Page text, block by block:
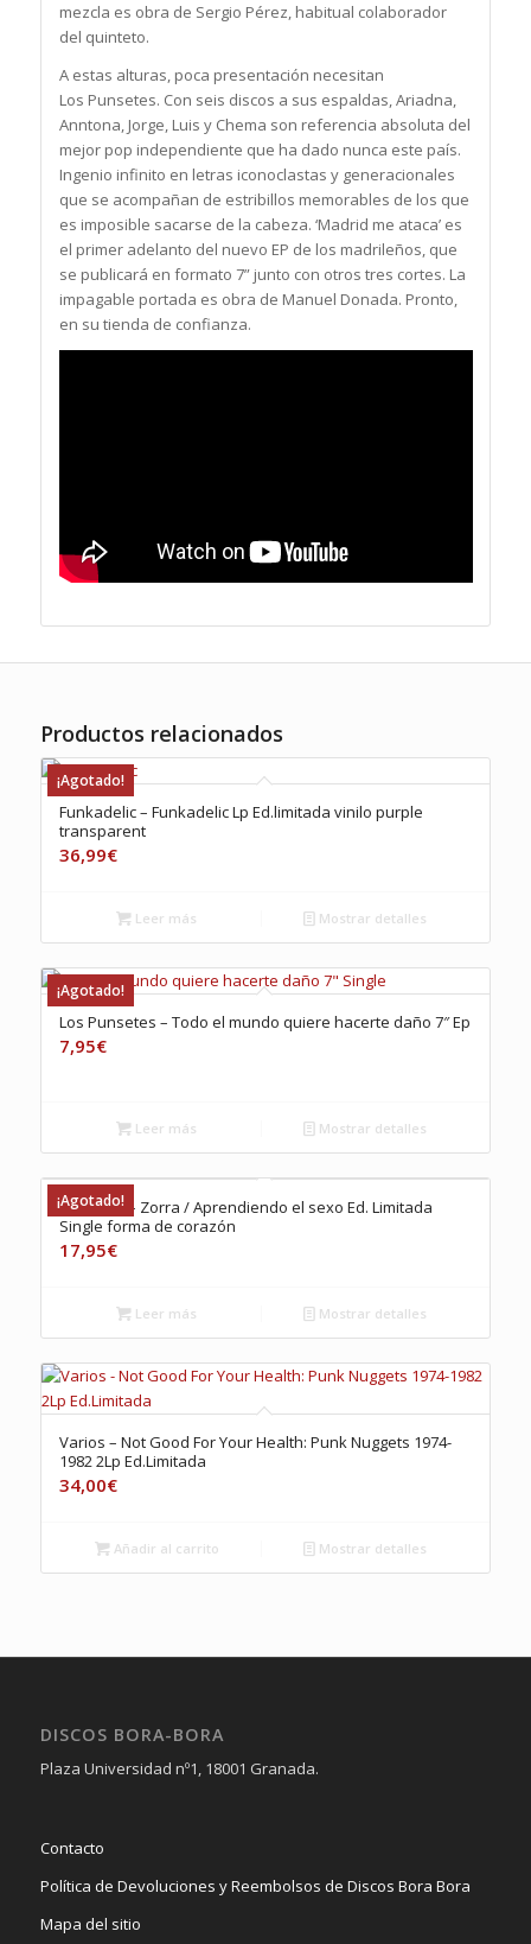
mezcla es obra de Sergio Pérez, habitual colaborador
del quinteto.
A estas alturas, poca presentación necesitan
Los Punsetes. Con seis discos a sus espaldas, Ariadna,
Anntona, Jorge, Luis y Chema son referencia absoluta del
mejor pop independiente que ha dado nunca este país.
Ingenio infinito en letras iconoclastas y generacionales
que se acompañan de estribillos memorables de los que
es imposible sacarse de la cabeza. ‘Madrid me ataca’ es
el primer adelanto del nuevo EP de los madrileños, que
se publicará en formato 7” junto con otros tres cortes. La
impagable portada es obra de Manuel Donada. Pronto,
en su tienda de confianza.
Productos relacionados
¡Agotado!
Funkadelic – Funkadelic Lp Ed.limitada vinilo purple
transparent
36,99€
Leer más Mostrar detalles
¡Agotado!
Los Punsetes – Todo el mundo quiere hacerte daño 7″ Ep
7,95€
Leer más Mostrar detalles
¡Agotado!
Bad Gyal – Zorra / Aprendiendo el sexo Ed. Limitada
Single forma de corazón
17,95€
Leer más Mostrar detalles
Varios – Not Good For Your Health: Punk Nuggets 1974-
1982 2Lp Ed.Limitada
34,00€
Añadir al carrito Mostrar detalles
DISCOS BORA-BORA
Plaza Universidad nº1, 18001 Granada.
Contacto
Política de Devoluciones y Reembolsos de Discos Bora Bora
Mapa del sitio